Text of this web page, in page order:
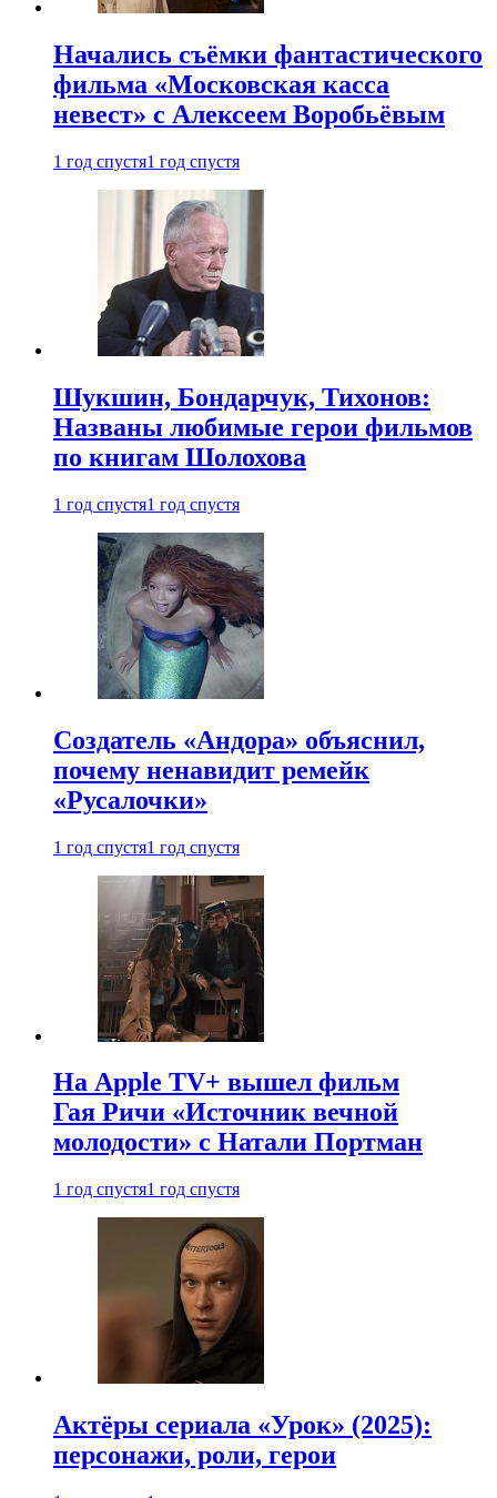
Начались съёмки фантастического
фильма «Московская касса
невест» с Алексеем Воробьёвым
1 год спустя1 год спустя
Шукшин, Бондарчук, Тихонов:
Названы любимые герои фильмов
по книгам Шолохова
1 год спустя1 год спустя
Создатель «Андора» объяснил,
почему ненавидит ремейк
«Русалочки»
1 год спустя1 год спустя
На Apple TV+ вышел фильм
Гая Ричи «Источник вечной
молодости» с Натали Портман
1 год спустя1 год спустя
Актёры сериала «Урок» (2025):
персонажи, роли, герои